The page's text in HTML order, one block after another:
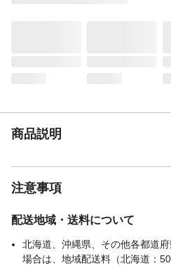
商品説明
注意事項
配送地域・送料について
北海道、沖縄県、その他各都道
場合は、地域配送料（北海道：